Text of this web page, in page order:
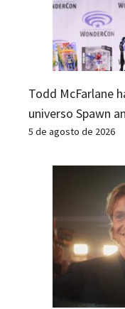
Todd McFarlane
universo Spawn
5 de agosto de 2026